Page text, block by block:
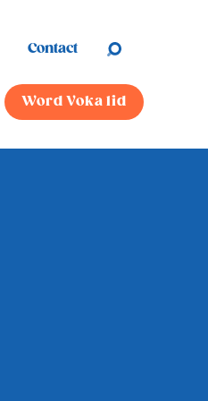
Contact
Word Voka lid